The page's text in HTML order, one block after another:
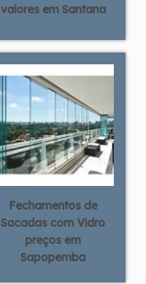
valores em Santana
Fechamentos de
Sacadas com Vidro
preços em
Sapopemba